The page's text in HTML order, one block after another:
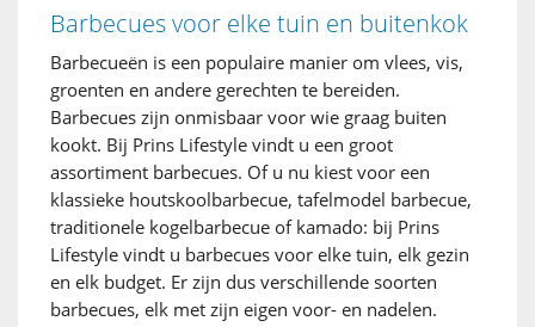
Barbecues voor elke tuin en buitenkok
Barbecueën is een populaire manier om vlees, vis,
groenten en andere gerechten te bereiden.
Barbecues zijn onmisbaar voor wie graag buiten
kookt. Bij Prins Lifestyle vindt u een groot
assortiment barbecues. Of u nu kiest voor een
klassieke houtskoolbarbecue, tafelmodel barbecue,
traditionele kogelbarbecue of kamado: bij Prins
Lifestyle vindt u barbecues voor elke tuin, elk gezin
en elk budget. Er zijn dus verschillende soorten
barbecues, elk met zijn eigen voor- en nadelen.